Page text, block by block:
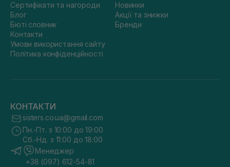
Сертифікати та нагороди
Блог
Бюті словник
Контакти
Умови використання сайту
Політика конфіденційності
Новинки
Акції та знижки
Бренди
КОНТАКТИ
sisters.co.ua@gmail.com
Пн.-Пт. з 10:00 до 19:00
Сб.-Нд. з 11:00 до 18:00
Менеджер
+38 (097) 612-54-81